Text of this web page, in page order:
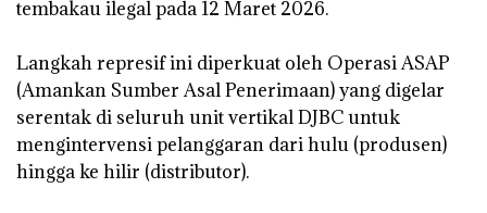
tembakau ilegal pada 12 Maret 2026.
‎Langkah represif ini diperkuat oleh Operasi ASAP
(Amankan Sumber Asal Penerimaan) yang digelar
serentak di seluruh unit vertikal DJBC untuk
mengintervensi pelanggaran dari hulu (produsen)
hingga ke hilir (distributor).